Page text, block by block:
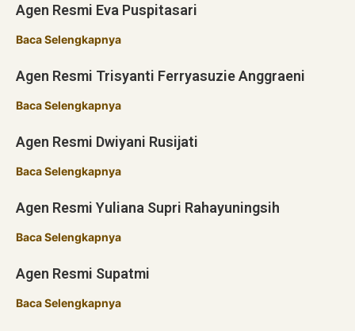
Agen Resmi Eva Puspitasari
Baca Selengkapnya
Agen Resmi Trisyanti Ferryasuzie Anggraeni
Baca Selengkapnya
Agen Resmi Dwiyani Rusijati
Baca Selengkapnya
Agen Resmi Yuliana Supri Rahayuningsih
Baca Selengkapnya
Agen Resmi Supatmi
Baca Selengkapnya